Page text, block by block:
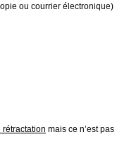
ou courrier électronique)
mais ce n’est pas